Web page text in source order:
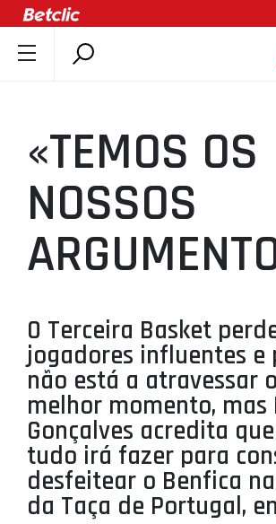
ÚLTIMAS
COMPETIÇÕES
ASSOCIAÇÕES
CLUBES
AGENTES
SELEÇÕES
MINIBASQUETE
ÁREA TÉCNICA
PROJETOS
LIGA BETCLIC MASCULINA
LIGA BETCLIC FEMININA
«TEMOS OS
NOSSOS
O Terceira Basket
jogadores influentes e
não está a atravessar
melhor momento, mas
Gonçalves acredita
tudo irá fazer para
desfeitear o Benfica
da Taça de Portugal,